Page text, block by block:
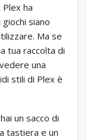
ha
siano
Ma se
tua raccolta di
una
stili di Plex è
un sacco di
tastiera e un